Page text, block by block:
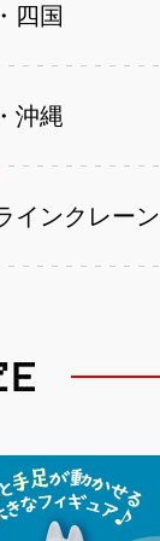
四国
沖縄
インクレーン